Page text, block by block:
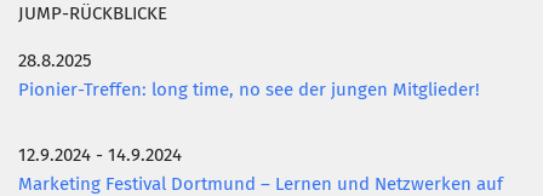
JUMP-RÜCKBLICKE
28.8.2025
Pionier-Treffen: long time, no see der jungen Mitglieder!
12.9.2024 - 14.9.2024
Marketing Festival Dortmund – Lernen und Netzwerken auf